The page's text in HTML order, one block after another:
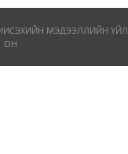
МЭДЭЭЛЛИЙН
ОН